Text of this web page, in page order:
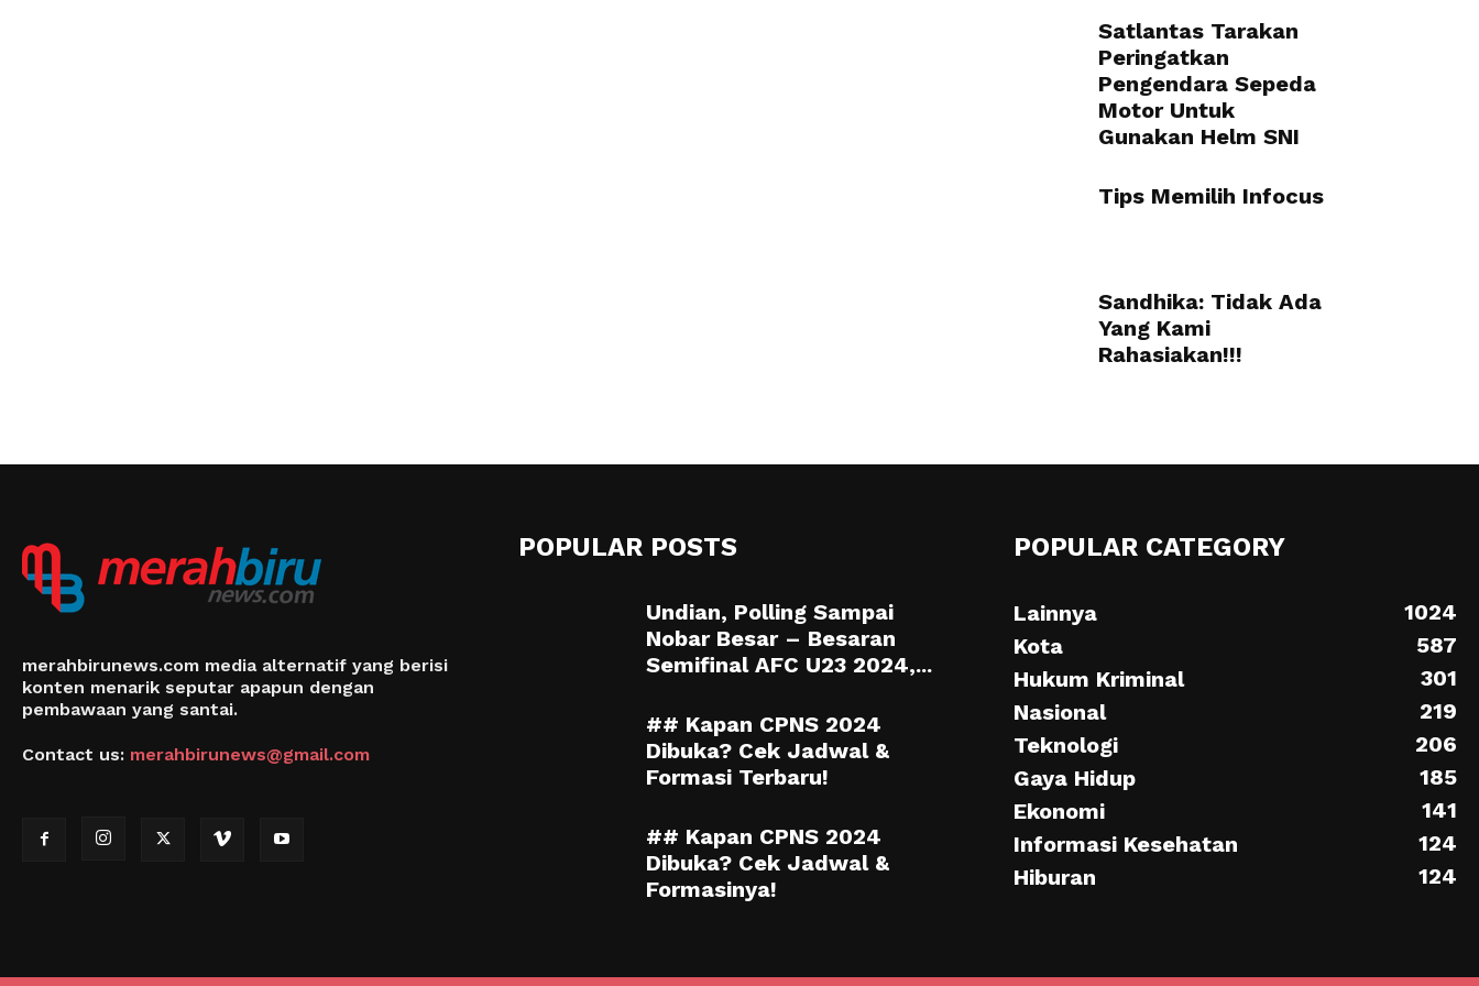
Satlantas Tarakan
Peringatkan
Pengendara Sepeda
Motor Untuk
Gunakan Helm SNI
Tips Memilih Infocus
Sandhika: Tidak Ada
Yang Kami
Rahasiakan!!!
merahbirunews.com media alternatif yang berisi
konten menarik seputar apapun dengan
pembawaan yang santai.
Contact us: merahbirunews@gmail.com
POPULAR POSTS
Undian, Polling Sampai
Nobar Besar – Besaran
Semifinal AFC U23 2024,...
## Kapan CPNS 2024
Dibuka? Cek Jadwal &
Formasi Terbaru!
## Kapan CPNS 2024
Dibuka? Cek Jadwal &
Formasinya!
POPULAR CATEGORY
Lainnya
1024
Kota
587
Hukum Kriminal
301
Nasional
219
Teknologi
206
Gaya Hidup
185
Ekonomi
141
Informasi Kesehatan
124
Hiburan
124